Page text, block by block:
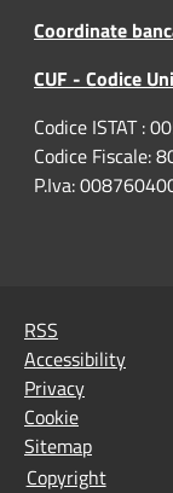
Coordinate
CUF - Codice
Codice ISTAT :
Codice Fiscale:
P.Iva:
RSS
Accessibility
Privacy
Cookie
Sitemap
Copyright